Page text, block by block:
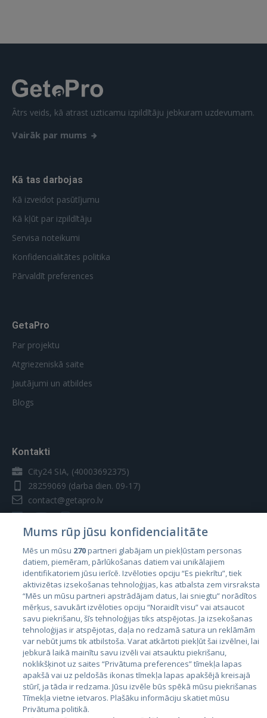
 Sign in with Apple
Vēl neesat reģistrējies?
Ātrs veids, kā atrast uzticamu izpildītāju jebkuram uzdevumam.
Vairāk par mums
Kā tas darbojas
Kā izveidot pasūtījumu
Kā kļūt par izpildītāju
Servisa noteikumi
Konfidencialitātes politika
Pārvaldīt preferences
GetaPro
Par projektu
Atgriezeniskā saite
Jautājumi un atbildes
Blogs
Kontakti
City24 SIA, (40003692375)
28259069 (darba dien. 09-17)
contact@getapro.lv
Valstis
Igaunija
Latvija
Lietuva
Mums rūp jūsu konfidencialitāte
Mēs un mūsu 270partneri glabājam un piekļūstam personas
datiem, piemēram, pārlūkošanas datiem vai unikālajiem
identifikatoriem jūsu ierīcē. Izvēloties opciju “Es piekrītu”, tiek
aktivizētas izsekošanas tehnoloģijas, kas atbalsta zem virsraksta
“Mēs un mūsu partneri apstrādājam datus, lai sniegtu” norādītos
mērķus, savukārt izvēloties opciju “Noraidīt visu” vai atsaucot
savu piekrišanu, šīs tehnoloģijas tiks atspējotas. Ja izsekošanas
tehnoloģijas ir atspējotas, daļa no redzamā satura un reklāmām
var nebūt jums tik atbilstoša. Varat atkārtoti piekļūt šai izvēlnei, lai
jebkurā laikā mainītu savu izvēli vai atsauktu piekrišanu,
noklikšķinot uz saites “Privātuma preferences” tīmekļa lapas
apakšā vai uz peldošās ikonas tīmekļa lapas apakšējā kreisajā
stūrī, ja tāda ir redzama. Jūsu izvēle būs spēkā mūsu piekrišanas
Tīmekļa vietne ietvaros. Plašāku informāciju skatiet mūsu
Privātuma politikā.